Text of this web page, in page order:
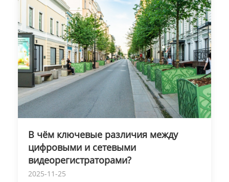
В чём ключевые различия между
цифровыми и сетевыми
видеорегистраторами?
2025-11-25